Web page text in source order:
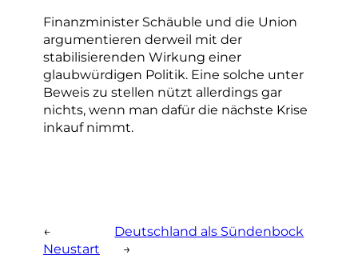
Finanzminister Schäuble und die Union
argumentieren derweil mit der
stabilisierenden Wirkung einer
glaubwürdigen Politik. Eine solche unter
Beweis zu stellen nützt allerdings gar
nichts, wenn man dafür die nächste Krise
inkauf nimmt.
←
Neustart
Deutschland als Sündenbock
→